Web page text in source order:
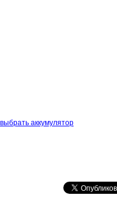
выбрать аккумулятор